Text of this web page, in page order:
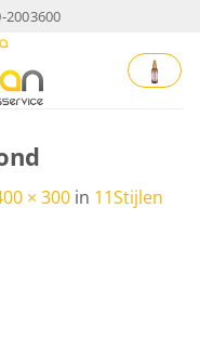
2003600
× 300 in 11Stijlen